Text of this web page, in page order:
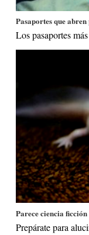
Pasaportes que
Los pasaportes
Parece ciencia ficción
Prepárate para